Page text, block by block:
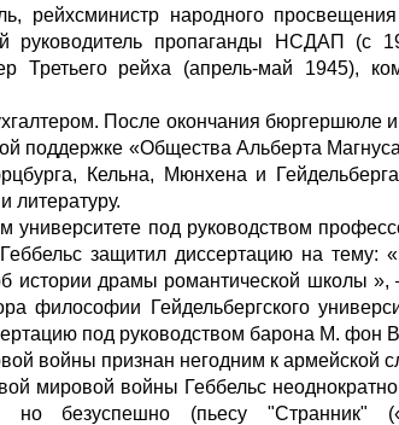
рейхсминистр народного
руководитель пропаганды НСДАП (с
Третьего рейха (апрель-май 1945),
После окончания бюргершюле
поддержке «Общества Альберта
Кельна, Мюнхена и
литературу.
университете под руководством
Геббельс защитил диссертацию на
истории драмы романтической школы »,
философии Гейдельбергского
под руководством барона М. фон
войны признан негодним к армейской
мировой войны Геббельс
но безуспешно (пьесу "Странник"